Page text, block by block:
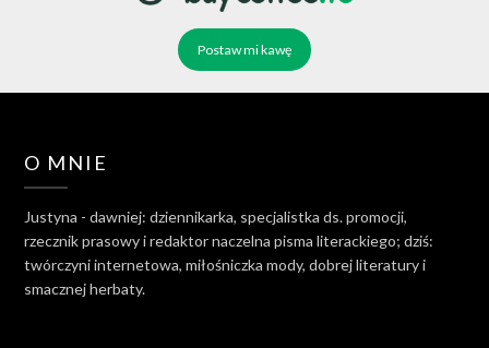
Postaw mi kawę
O MNIE
Justyna - dawniej: dziennikarka, specjalistka ds. promocji,
rzecznik prasowy i redaktor naczelna pisma literackiego; dziś:
twórczyni internetowa, miłośniczka mody, dobrej literatury i
smacznej herbaty.